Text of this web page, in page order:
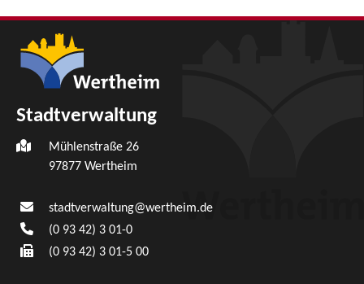
Stadtverwaltung
Mühlenstraße 26
97877 Wertheim
stadtverwaltung@wertheim.de
(0 93 42) 3 01-0
(0 93 42) 3 01-5 00